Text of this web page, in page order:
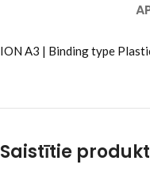
ION A3 | Binding type
Saistītie